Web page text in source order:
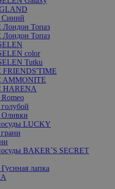
Синий
Топаз
Топаз
color
Tutku
AMMONITE
HARENA
LUCKY
BAKER`S SECRET
лапка